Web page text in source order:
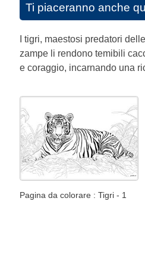
Ti piaceranno anche
I tigri, maestosi predatori
zampe li rendono temibili
e coraggio, incarnando una
Pagina da colorare : Tigri - 1